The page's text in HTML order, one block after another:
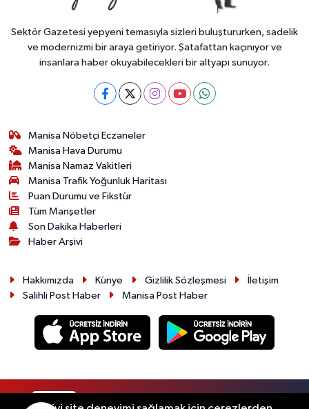
Sektör Gazetesi yepyeni temasıyla sizleri buluştururken, sadelik
ve modernizmi bir araya getiriyor. Şatafattan kaçınıyor ve
insanlara haber okuyabilecekleri bir altyapı sunuyor.
Manisa Nöbetçi Eczaneler
Manisa Hava Durumu
Manisa Namaz Vakitleri
Manisa Trafik Yoğunluk Haritası
Puan Durumu ve Fikstür
Tüm Manşetler
Son Dakika Haberleri
Haber Arşivi
Hakkımızda Künye Gizlilik Sözleşmesi
İletişim
Salihli Post Haber
Manisa Post Haber
RSS Copyright © 2026. Her hakkı saklıdır.